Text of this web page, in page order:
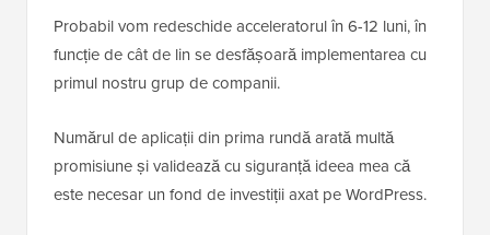
Probabil vom redeschide acceleratorul în 6-12 luni, în
funcție de cât de lin se desfășoară implementarea cu
primul nostru grup de companii.
Numărul de aplicații din prima rundă arată multă
promisiune și validează cu siguranță ideea mea că
este necesar un fond de investiții axat pe WordPress.